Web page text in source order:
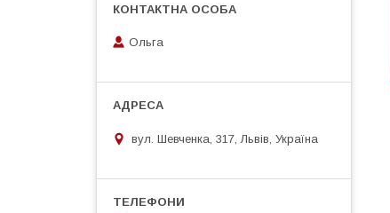
Ольга
вул. Шевченка, 317, Львів, Україна